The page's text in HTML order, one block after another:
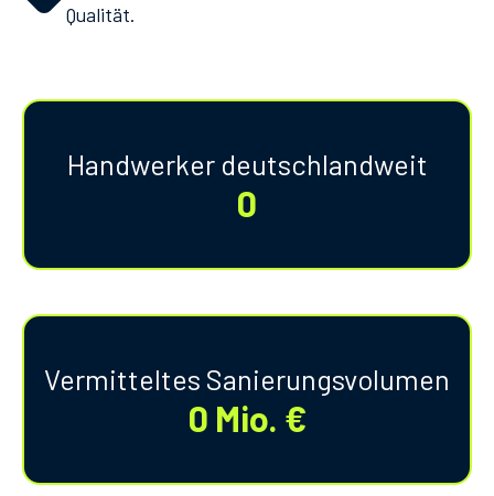
Qualität.
Handwerker deutschlandweit
0
Vermitteltes Sanierungsvolumen
0 Mio. €